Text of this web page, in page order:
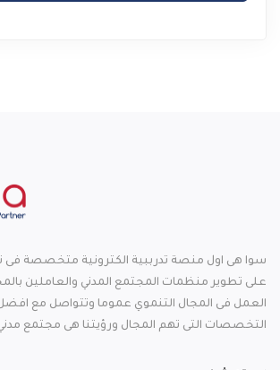
سوا هى اول منصة تدرببية الكترونية متخصصة فى
على تطوير منظمات المجتمع المدني والعاملين
العمل فى المجال التنموي عموما وتتواصل مع
التخصصات التى تهم المجال ورؤيتنا هى مجتمع